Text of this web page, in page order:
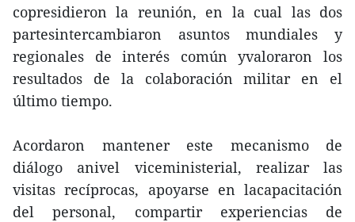
copresidieron la reunión, en la cual las dos
partesintercambiaron asuntos mundiales y
regionales de interés común yvaloraron los
resultados de la colaboración militar en el
último tiempo.
Acordaron mantener este mecanismo de
diálogo anivel viceministerial, realizar las
visitas recíprocas, apoyarse en lacapacitación
del personal, compartir experiencias de